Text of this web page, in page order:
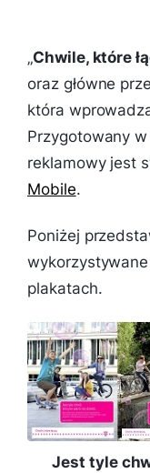
„Chwile, które
oraz główne
która
Przygotowany
reklamowy jest
Mobile.
Poniżej
plakatach.
Jest tyle